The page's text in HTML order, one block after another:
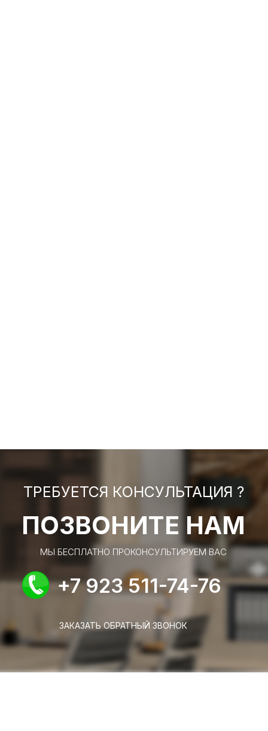
ТРЕБУЕТСЯ КОНСУЛЬТАЦИЯ ?
ПОЗВОНИТЕ НАМ
МЫ БЕСПЛАТНО ПРОКОНСУЛЬТИРУЕМ ВАС
+7 923 511-74-76
ЗАКАЗАТЬ ОБРАТНЫЙ ЗВОНОК